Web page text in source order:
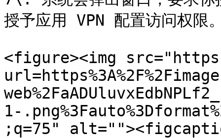
授予应用 VPN 配置访问权限
<figure><img
1-
;q=75"